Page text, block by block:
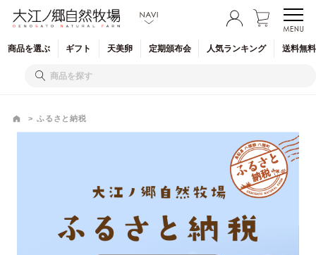
商品を選ぶ ギフト 天美卵 定期頒布会 人気ランキング 送料無
ふるさと納税